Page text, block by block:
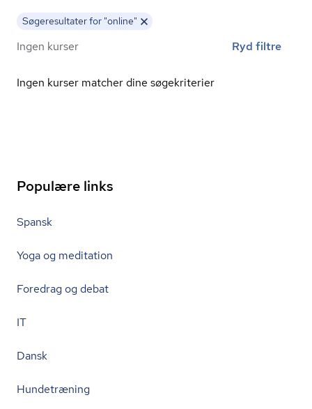
Søgeresultater for "online"
Ingen kurser Ryd filtre
Ingen kurser matcher dine søgekriterier
Populære links
Spansk
Yoga og meditation
Foredrag og debat
IT
Dansk
Hundetræning